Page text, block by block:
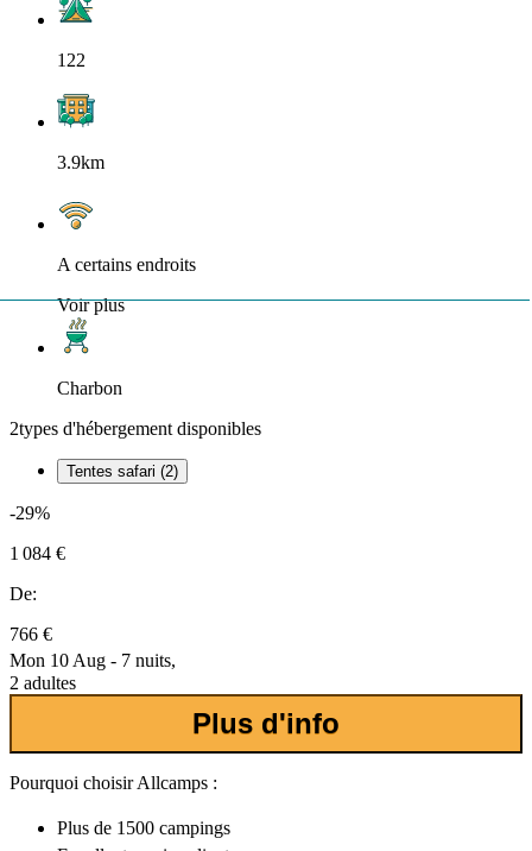
122
3.9km
A certains endroits
Voir plus
Charbon
2types d'hébergement disponibles
Tentes safari (2)
-29%
1 084 €
De:
766 €
Mon 10 Aug - 7 nuits,
2 adultes
Plus d'info
Pourquoi choisir Allcamps :
Plus de 1500 campings